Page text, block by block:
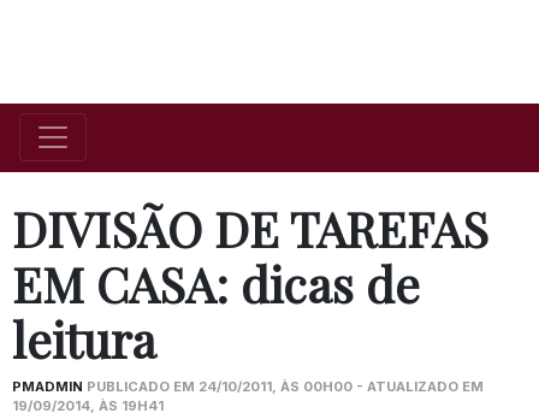
DIVISÃO DE TAREFAS
EM CASA: dicas de
leitura
PMADMIN PUBLICADO EM 24/10/2011, ÀS 00H00 - ATUALIZADO EM
19/09/2014, ÀS 19H41